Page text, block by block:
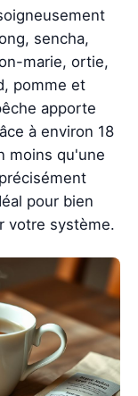
sencha,
marie, ortie,
pomme et
apporte
à environ 18
moins qu'une
pour bien
votre système.